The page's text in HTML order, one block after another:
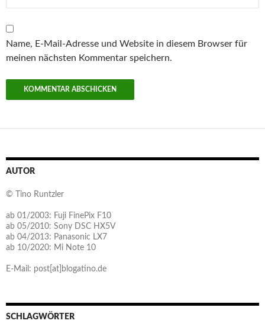
Name, E-Mail-Adresse und Website in diesem Browser für
meinen nächsten Kommentar speichern.
AUTOR
© Tino Runtzler
ab 01/2003: Fuji FinePix F10
ab 05/2010: Sony DSC HX5V
ab 04/2013: Panasonic LX7
ab 10/2020: Mi Note 10
E-Mail: post[at]blogatino.de
SCHLAGWÖRTER